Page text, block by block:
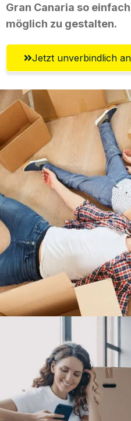
Gran Canaria so
möglich zu gestalten.
Jetzt unverbindlich